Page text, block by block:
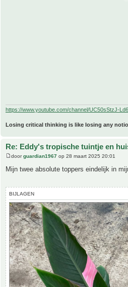
https://www.youtube.com/channel/UC50sStzJ-
Losing critical thinking is like losing any
Re: Eddy's tropische tuintje en
doorguardian1967 op 28 maart 2025 20:01
Mijn twee absolute toppers eindelijk in
BIJLAGEN